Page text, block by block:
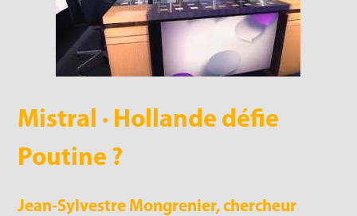
Mistral · Hollande défie
Poutine ?
Jean-Sylvestre Mongrenier, chercheur